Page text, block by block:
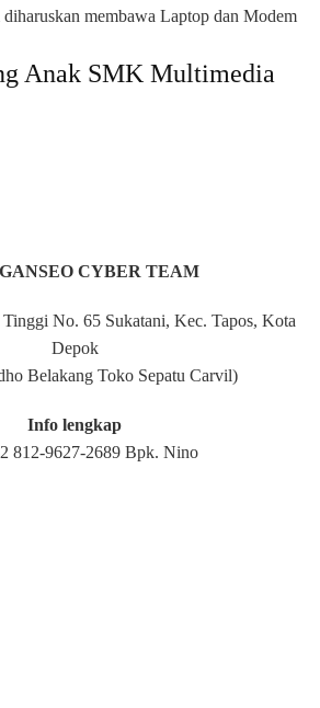
membawa Laptop dan Modem
Anak SMK Multimedia
CYBER TEAM
No. 65 Sukatani, Kec. Tapos, Kota
Depok
Belakang Toko Sepatu Carvil)
Info lengkap
812-9627-2689 Bpk. Nino